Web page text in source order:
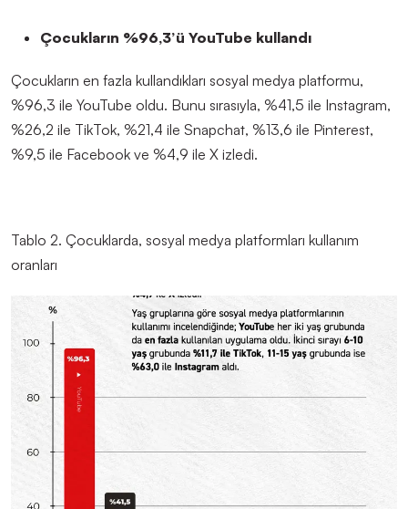
Çocukların %96,3’ü YouTube kullandı
Çocukların en fazla kullandıkları sosyal medya platformu,
%96,3 ile YouTube oldu. Bunu sırasıyla, %41,5 ile Instagram,
%26,2 ile TikTok, %21,4 ile Snapchat, %13,6 ile Pinterest,
%9,5 ile Facebook ve %4,9 ile X izledi.
Tablo 2. Çocuklarda, sosyal medya platformları kullanım
oranları